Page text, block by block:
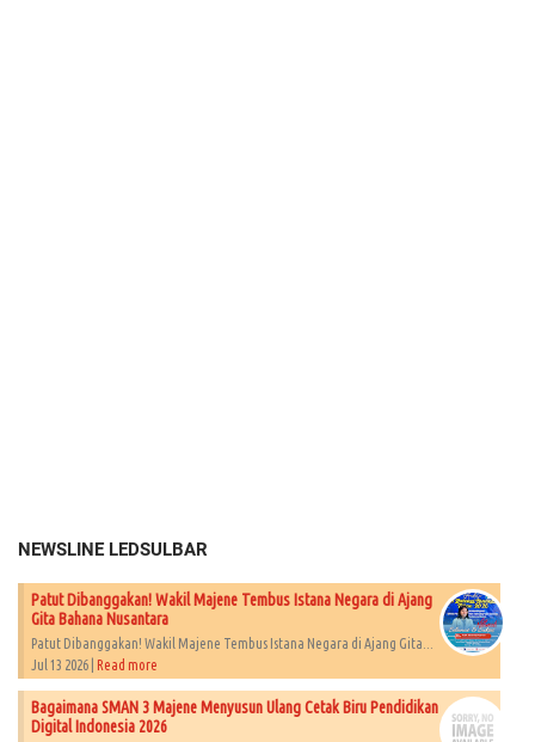
NEWSLINE LEDSULBAR
Patut Dibanggakan! Wakil Majene Tembus Istana Negara di Ajang
Gita Bahana Nusantara
Patut Dibanggakan! Wakil Majene Tembus Istana Negara di Ajang Gita...
Jul 13 2026 |
Read more
Bagaimana SMAN 3 Majene Menyusun Ulang Cetak Biru Pendidikan
Digital Indonesia 2026